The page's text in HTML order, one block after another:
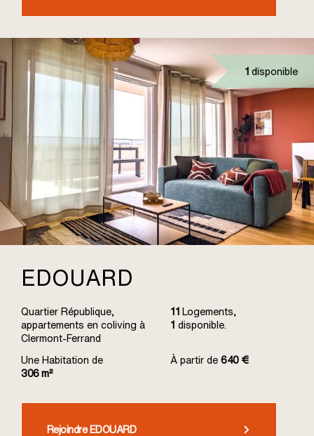
1 disponible
EDOUARD
Quartier République,
appartements en coliving à
Clermont-Ferrand
11 Logements,
1 disponible.
Une Habitation de
306 m²
À partir de640 €
Rejoindre EDOUARD